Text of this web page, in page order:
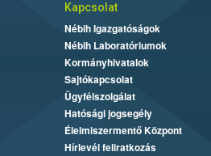
Kapcsolat
Nébih Igazgatóságok
Nébih Laboratóriumok
Kormányhivatalok
Sajtókapcsolat
Ügyfélszolgálat
Hatósági jogsegély
Élelmiszermentő Központ
Hírlevél feliratkozás